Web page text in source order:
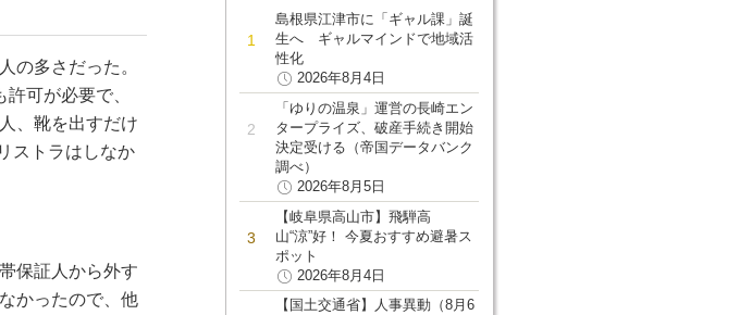
の多さだった。
可が必要で、
、靴を出すだけ
ストラはしなか
保証人から外す
かったので、他
島根県江津市に「ギャル課」誕
生へ ギャルマインドで地域活
性化
2026年8月4日
「ゆりの温泉」運営の長崎エン
タープライズ、破産手続き開始
決定受ける（帝国データバンク
調べ）
2026年8月5日
【岐阜県高山市】飛騨高
山“涼”好！ 今夏おすすめ避暑ス
ポット
2026年8月4日
【国土交通省】人事異動（8月6